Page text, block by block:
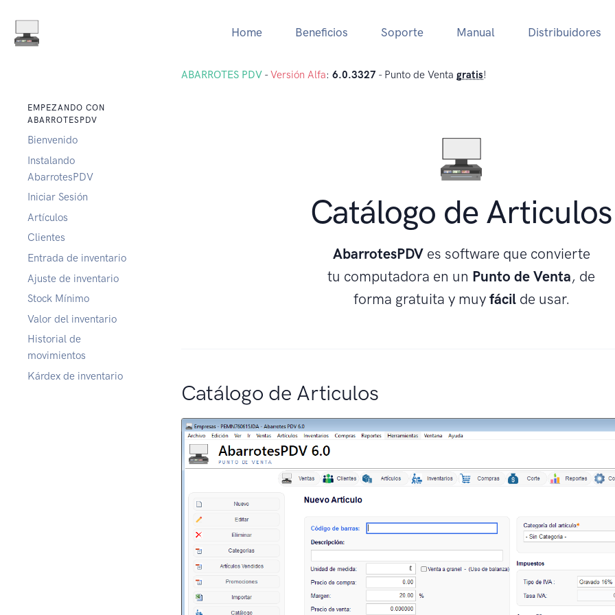
Home Beneficios Soporte Manual Distribuidores
EMPEZANDO CON
ABARROTESPDV
Bienvenido
Instalando
AbarrotesPDV
Iniciar Sesión
Artículos
Clientes
Entrada de inventario
Ajuste de inventario
Stock Mínimo
Valor del inventario
Historial de
movimientos
Kárdex de inventario
ABARROTES PDV -Versión Alfa: 6.0.3327 - Punto de Venta gratis!
Catálogo de Articulos
AbarrotesPDVes software que convierte
tu computadora en un Punto de Venta, de
forma gratuita y muy fácilde usar.
Catálogo de Articulos